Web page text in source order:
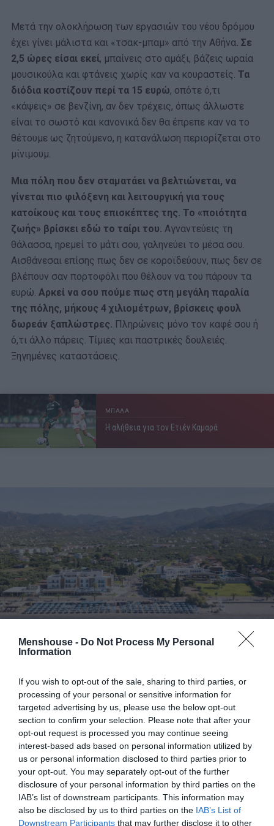
Menshouse - Do Not Process My Personal
Information
If you wish to opt-out of the sale, sharing to third parties, or
processing of your personal or sensitive information for
targeted advertising by us, please use the below opt-out
section to confirm your selection. Please note that after your
opt-out request is processed you may continue seeing
interest-based ads based on personal information utilized by
us or personal information disclosed to third parties prior to
your opt-out. You may separately opt-out of the further
disclosure of your personal information by third parties on the
IAB’s list of downstream participants. This information may
also be disclosed by us to third parties on the IAB’s List of
Downstream Participants that may further disclose it to other
Μετά την ολοκλήρωση των εργασιών του νέου δρόμου
έχει γίνει μάλιστα και «τσακ-μπαμ» από την Αθήνα. Σε
2,5 ώρες είσαι εκεί, μπαίνεις στο αμάξι, βάζεις ωραία
μουσικούλα και φτάνεις χωρίς καν να κουραστείς. Τα
διόδια κοστίζουν περί τα 15 ευρώ, οπότε ό,τι
«κάψεις» σε βενζίνη, αν δεν τρέχεις, όπως άλλωστε
είναι το σωστό και κανονικά δεν θα έπρεπε καν να το
θέτουμε ως ζητούμενο, η κατανάλωση περιορίζεται στο
μίνιμουμ.
Μια πόλη που δεν σταματάει να βελτιώνεται, να
γίνεται πιο φιλόξενη και λειτουργική για τους
κατοίκους και τους επισκέπτες της. Το «ποιότητα
ζωής» βρίσκει εδώ το ταίρι του. Αγναντεύεις τη
θάλασσα, ηρεμεί το μάτι σου, γαληνεύει το μέσα σου.
Αισθάνεσαι επίσης πως δεν σε κοροϊδεύουν, πως δεν σε
βλέπουν σαν πορτοφόλι που θέλουν να του πάρουν τα
ευρώ. Αρκεί να σου πούμε πως στη μεγάλη παραλία
της πόλης, μήκους 4 χιλιομέτρων, βρίσκεις φουλ
δωρεάν ξαπλώστρες. Πληρώνεις μόνο τον καφέ σου ή
ό,τι άλλο πάρεις. Τίμιες και παστρικές δουλειές.
Ξηγημένες καταστάσεις.
ΜΠΑΛΑ
Η αλήθεια για τον Ετιέν Καμαρά
πολλά τέτοια σημεία, αλλά αν είσαι της απομόνωσης
την ώρα του μπάνιου σου, θα τα βρεις μια χαρά και
άνετα τα spots σου. Στη διαδρομή που πάειΒέργα –
Μικρή Μαντίνεια – Ακρογιάλι – Κιτριέςθα
συναντήσεις ένα σωρό επιλογές, αποκλείεται κάποια
από αυτές να μην σου κάνει κλικ ακόμα και τα
αυστηρότερα ποιοτικά κριτήρια να βάζεις. Αν
επιπρόσθετα σου περισσέψει χρόνος και διάθεση για
μονοήμερες εκδρομές , Καρδαμύλη – Στούπα είναι